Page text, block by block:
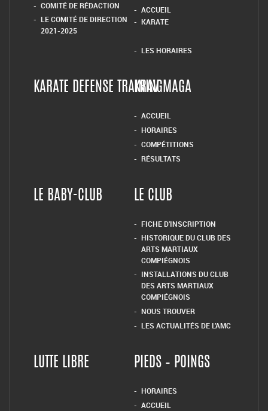
COMITÉ DE RÉDACTION
LE COMITÉ DE DIRECTION
2021-2025
ACCUEIL
KARATE
LES HORAIRES
KARATE DEFENSE TRAININGKRAV MAGA
ACCUEIL
HORAIRES
COMPÉTITIONS
RÉSULTATS
LE BABY-CLUB LE CLUB
FICHE D’INSCRIPTION
HISTORIQUE DU CLUB DES
ARTS MARTIAUX
COMPIÉGNOIS
INSTALLATIONS DU CLUB
DES ARTS MARTIAUX
COMPIÉGNOIS
NOUS TROUVER
LES ACTUALITÉS DE L’AMC
LUTTE LIBRE PIEDS – POINGS
HORAIRES
ACCUEIL